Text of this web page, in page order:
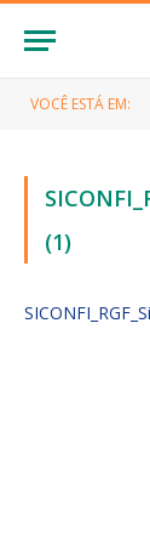
VOCÊ ESTÁ EM:
(1)